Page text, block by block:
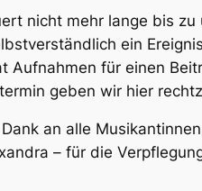
nicht mehr lange bis
ein
Aufnahmen für einen
geben wir hier
an alle
– für die